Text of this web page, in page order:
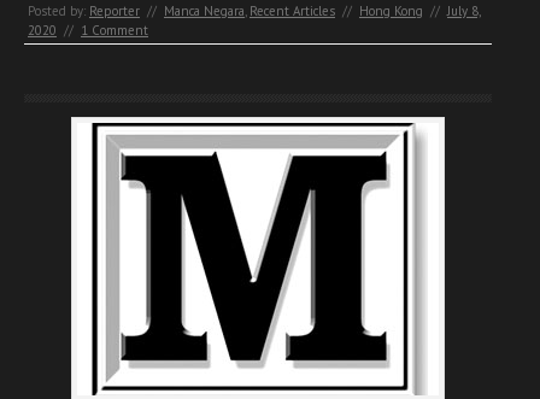
Posted by: Reporter // Manca Negara Recent Articles // Hong Kong // July 8,
2020 // 1 Comment